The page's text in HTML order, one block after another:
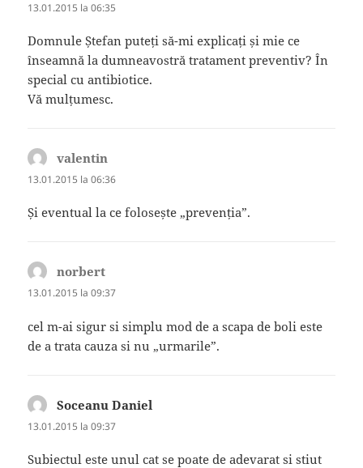
13.01.2015 la 06:35
Domnule Ștefan puteți să-mi explicați și mie ce
înseamnă la dumneavostră tratament preventiv? În
special cu antibiotice.
Vă mulțumesc.
valentin
13.01.2015 la 06:36
Și eventual la ce folosește „prevenția”.
norbert
13.01.2015 la 09:37
cel m-ai sigur si simplu mod de a scapa de boli este
de a trata cauza si nu „urmarile”.
Soceanu Daniel
13.01.2015 la 09:37
Subiectul este unul cat se poate de adevarat si stiut